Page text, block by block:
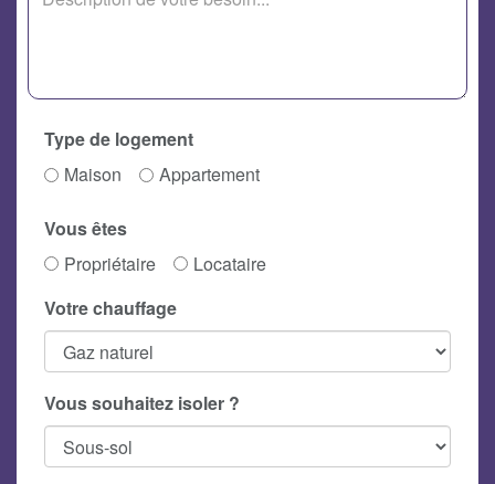
Type de logement
Maison
Appartement
Vous êtes
Propriétaire
Locataire
Votre chauffage
Vous souhaitez isoler ?